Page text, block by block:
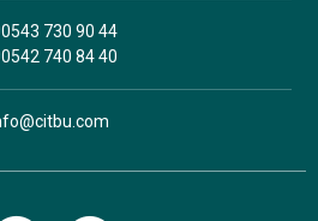
730 90 44
740 84 40